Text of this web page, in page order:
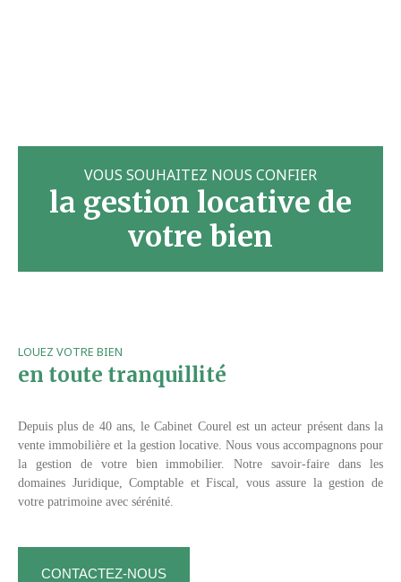
VOUS SOUHAITEZ NOUS CONFIER
la gestion locative de
votre bien
LOUEZ VOTRE BIEN
en toute tranquillité
Depuis plus de 40 ans, le Cabinet Courel est un acteur présent dans la
vente immobilière et la gestion locative. Nous vous accompagnons pour
la gestion de votre bien immobilier. Notre savoir-faire dans les
domaines Juridique, Comptable et Fiscal, vous assure la gestion de
votre patrimoine avec sérénité.
CONTACTEZ-NOUS